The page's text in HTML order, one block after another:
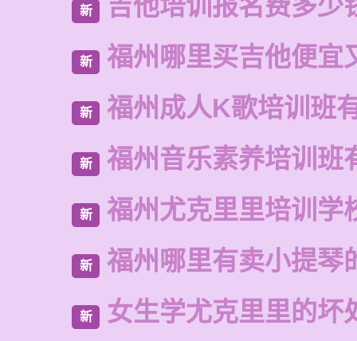
新 吉他培训报名费多少
新 福州哪里买吉他便宜
新 福州成人K歌培训班
新 福州音乐素养培训班
新 福州尤克里里培训学
新 福州哪里有卖小提琴
新 女生学尤克里里的坏